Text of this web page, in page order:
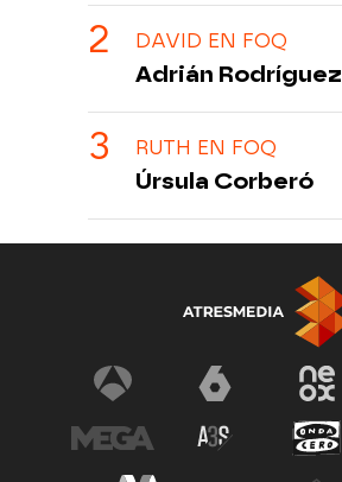
DAVID EN FOQ
Adrián Rodríguez
RUTH EN FOQ
Úrsula Corberó